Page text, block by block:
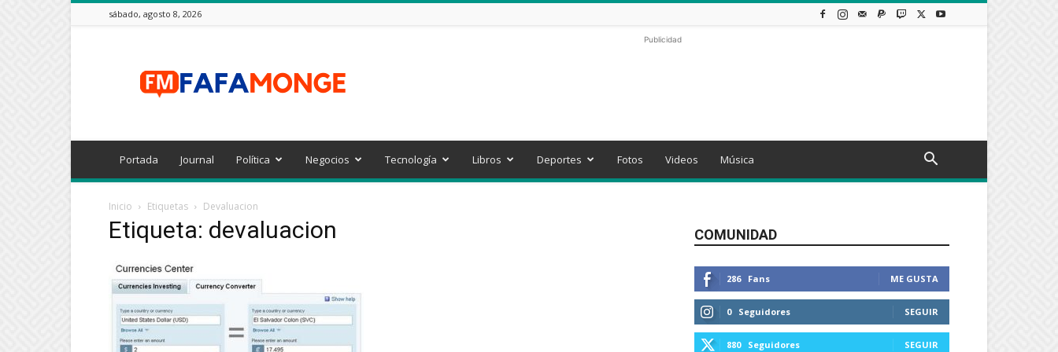
sábado, agosto 8, 2026
Publicidad
Portada Journal Política Negocios Tecnología Libros Deportes Fotos Videos Música
Inicio Etiquetas Devaluacion
Etiqueta: devaluacion COMUNIDAD
286 Fans ME GUSTA
0 Seguidores SEGUIR
880 Seguidores SEGUIR